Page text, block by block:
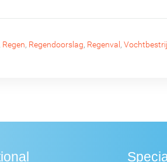
Regen, Regendoorslag, Regenval,